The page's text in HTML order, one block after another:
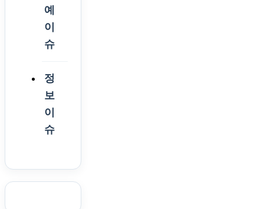
예
이
슈
정
보
이
슈